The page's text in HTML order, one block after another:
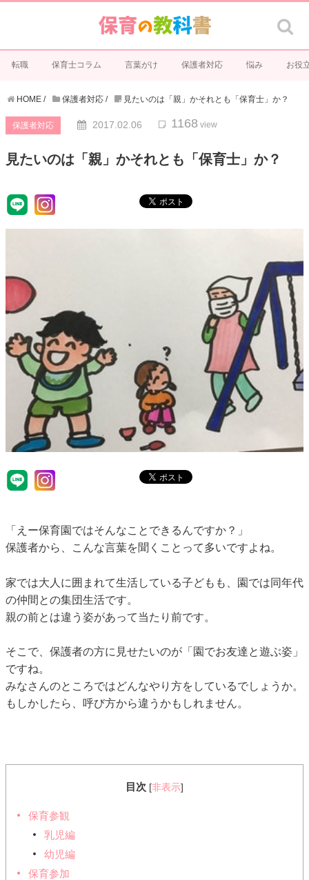
転職 保育士コラム 言葉がけ 保護者対応 悩み お役
HOME / 保護者対応 / 見たいのは「親」かそれとも「保育士」か？
保護者対応 2017.02.06 1168 view
見たいのは「親」かそれとも「保育士」か？
「えー保育園ではそんなことできるんですか？」
保護者から、こんな言葉を聞くことって多いですよね。
家では大人に囲まれて生活している子どもも、園では同年代
の仲間との集団生活です。
親の前とは違う姿があって当たり前です。
そこで、保護者の方に見せたいのが「園でお友達と遊ぶ姿」
ですね。
みなさんのところではどんなやり方をしているでしょうか。
もしかしたら、呼び方から違うかもしれません。
目次 [非表示]
保育参観
乳児編
幼児編
保育参加